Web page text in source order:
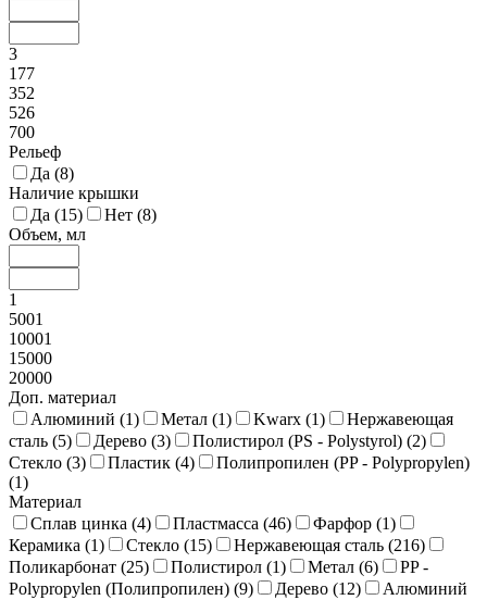
3
177
352
526
700
Рельеф
Да (8)
Наличие крышки
Да (15) Нет (8)
Объем, мл
1
5001
10001
15000
20000
Доп. материал
Алюминий (1) Метал (1) Kwarx (1)
Нержавеющая
сталь (5) Дерево (3) Полистирол (PS - Polystyrol) (2)
Стекло (3) Пластик (4)
Полипропилен (PP - Polypropylen)
(1)
Материал
Сплав цинка (4) Пластмасса (46) Фарфор (1)
Керамика (1) Стекло (15) Нержавеющая сталь (216)
Поликарбонат (25) Полистирол (1) Метал (6)
PP -
Polypropylen (Полипропилен) (9) Дерево (12)
Алюминий